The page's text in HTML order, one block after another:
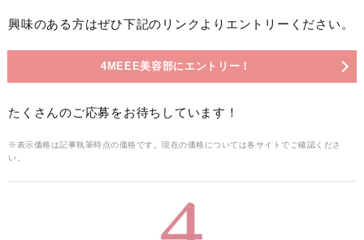
興味のある方はぜひ下記のリンクよりエントリーください。
4MEEE美容部にエントリー！
たくさんのご応募をお待ちしています！
※表示価格は記事執筆時点の価格です。現在の価格については各サイトでご確認くださ
い。